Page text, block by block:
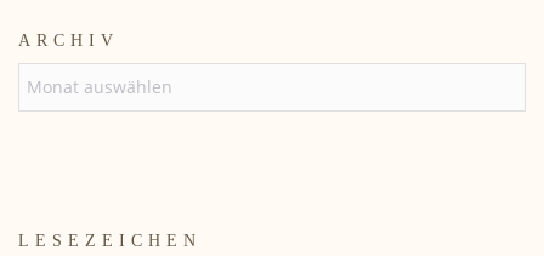
ARCHIV
LESEZEICHEN